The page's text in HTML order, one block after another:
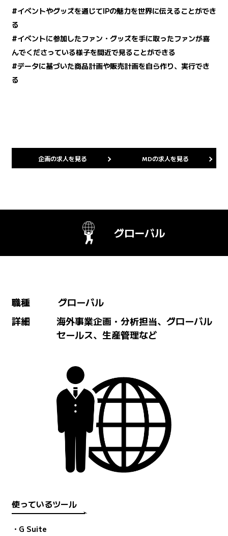
#イベントやグッズを通じてIPの魅力を世界に伝えることができ
る
#イベントに参加したファン・グッズを手に取ったファンが喜
んでくださっている様子を間近で見ることができる
#データに基づいた商品計画や販売計画を自ら作り、実行でき
る
企画の求人を見る MDの求人を見る
グローバル
職種
グローバル
詳細
海外事業企画・分析担当、グローバル
セールス、生産管理など
使っているツール
・G Suite